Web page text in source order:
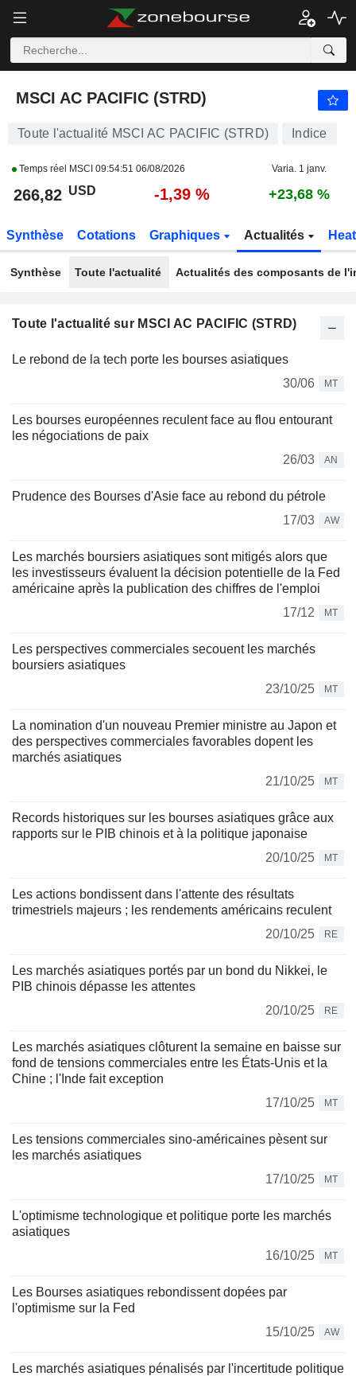
MSCI AC PACIFIC (STRD)
MSCI AC PACIFIC (STRD)
Toute l'actualité MSCI AC PACIFIC (STRD) Indice
Temps réel MSCI 09:54:51 06/08/2026 Varia. 1 janv.
266,82 USD -1,39 % +23,68 %
Synthèse Cotations Graphiques Actualités
Synthèse Toute l'actualité Actualités des composants de
Toute l'actualité sur MSCI AC PACIFIC (STRD)
Le rebond de la tech porte les bourses asiatiques
30/06
MT
Les bourses européennes reculent face au flou entourant
les négociations de paix
26/03
AN
Prudence des Bourses d'Asie face au rebond du pétrole
17/03
AW
Les marchés boursiers asiatiques sont mitigés alors que
les investisseurs évaluent la décision potentielle de la Fed
américaine après la publication des chiffres de l'emploi
17/12
MT
Les perspectives commerciales secouent les marchés
boursiers asiatiques
23/10/25
MT
La nomination d'un nouveau Premier ministre au Japon et
des perspectives commerciales favorables dopent les
marchés asiatiques
21/10/25
MT
Records historiques sur les bourses asiatiques grâce aux
rapports sur le PIB chinois et à la politique japonaise
20/10/25
MT
Les actions bondissent dans l'attente des résultats
trimestriels majeurs ; les rendements américains reculent
20/10/25
RE
Les marchés asiatiques portés par un bond du Nikkei, le
PIB chinois dépasse les attentes
20/10/25
RE
Les marchés asiatiques clôturent la semaine en baisse sur
fond de tensions commerciales entre les États-Unis et la
Chine ; l'Inde fait exception
17/10/25
MT
Les tensions commerciales sino-américaines pèsent sur
les marchés asiatiques
17/10/25
MT
L'optimisme technologique et politique porte les marchés
asiatiques
16/10/25
MT
Les Bourses asiatiques rebondissent dopées par
l'optimisme sur la Fed
15/10/25
AW
Les marchés asiatiques pénalisés par l'incertitude politique